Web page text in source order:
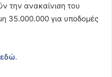
την ανακαίνιση του
35.000.000 για υποδομές
εδώ.